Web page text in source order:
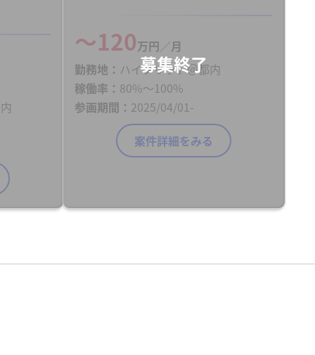
〜120万円／月
勤務地
ハイブリット＠都内
稼働率
80%〜100%
参画期間
2025/04/01-
案件詳細をみる